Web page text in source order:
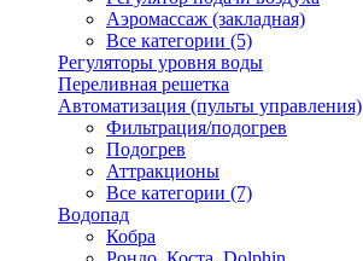
Аэромассаж (закладная)
Все категории (5)
Регуляторы уровня воды
Переливная решетка
Автоматизация (пульты управления)
Фильтрация/подогрев
Подогрев
Аттракционы
Все категории (7)
Водопад
Кобра